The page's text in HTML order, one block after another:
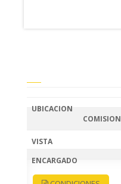
UBICACION
COMISION
VISTA
ENCARGADO